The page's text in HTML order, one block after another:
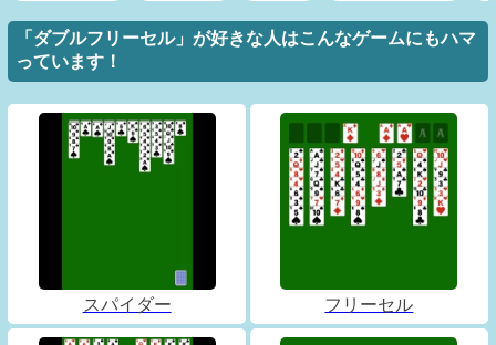
「ダブルフリーセル」が好きな人はこんなゲームにもハマ
っています！
スパイダー フリーセル